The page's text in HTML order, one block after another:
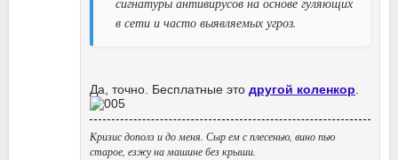
в сети и часто выявляемых угроз.
Да, точно. Бесплатные это другой коленкор
Кризис дополз и до меня. Сыр ем с плесенью, вино пью
старое, езжу на машине без крыши.